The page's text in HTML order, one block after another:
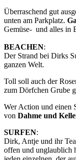
Überraschend gut
unten am Parkplatz.
Gemüse- und alles in
BEACHEN:
Der Strand bei Dirks
ganzen Welt.
Toll soll auch der
zum Dörfchen Grube
Wer Action und einen
von Dahme und
SURFEN:
Dirk, Antje und ihr
offen und unglaublich